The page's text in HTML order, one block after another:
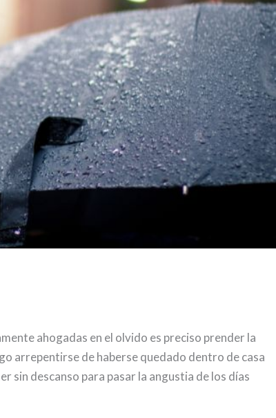
ahogadas en el olvido es preciso prender la
arrepentirse de haberse quedado dentro de casa
sin descanso para pasar la angustia de los días